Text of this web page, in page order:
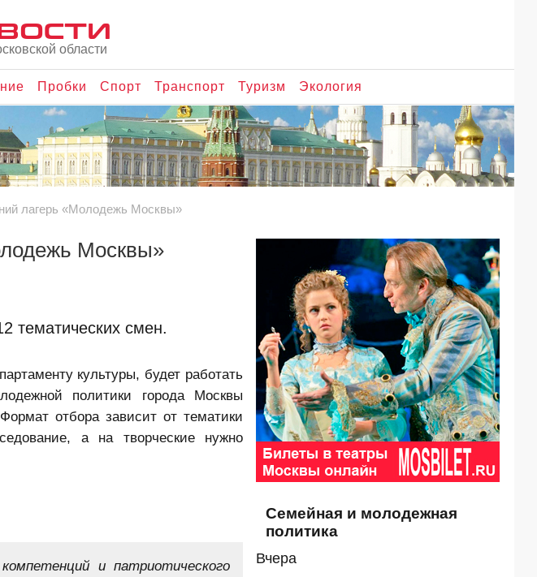
области
Пробки Спорт Транспорт Туризм Экология
лагерь «Молодежь Москвы»
Москвы»
тематических смен.
культуры, будет работать
политики города Москвы
отбора зависит от тематики
а на творческие нужно
и патриотического
Семейная и молодежная
политика
Вчера